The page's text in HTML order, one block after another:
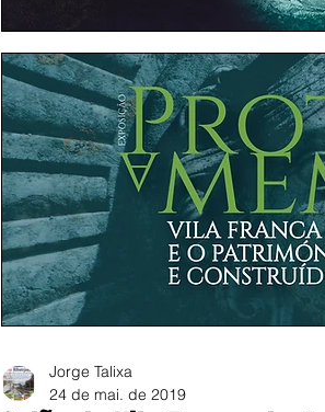
Jorge Talixa
24 de mai. de 2019